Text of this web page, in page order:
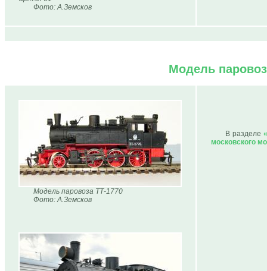
Фото: А.Земсков
Модель
Модель паровоза ТТ-1770
Фото: А.Земсков
В разделе
московского